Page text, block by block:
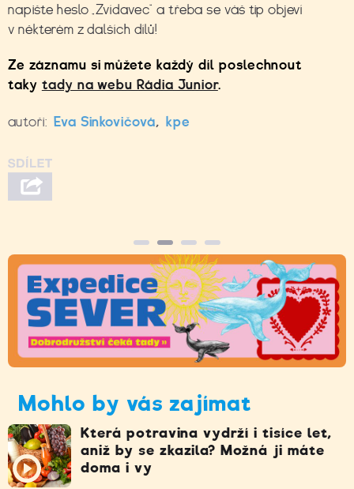
napište heslo „Zvídavec“ a třeba se váš tip objeví
v některém z dalších dílů!
Ze záznamu si můžete každý díl poslechnout
taky tady na webu Rádia Junior.
autoři: Eva Sinkovičová, kpe
Mohlo by vás zajímat
Která potravina vydrží i tisíce let,
aniž by se zkazila? Možná ji máte
doma i vy